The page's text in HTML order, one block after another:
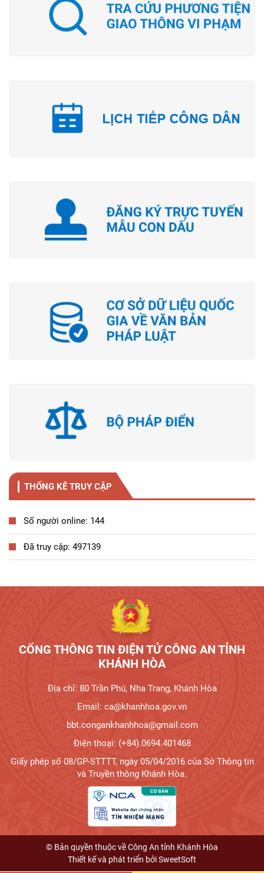
THỐNG KÊ TRUY CẬP
Số người online: 144
Đã truy cập: 497139
CỔNG THÔNG TIN ĐIỆN TỬ CÔNG AN TỈNH
KHÁNH HÒA
Địa chỉ: 80 Trần Phú, Nha Trang, Khánh Hòa
Email: ca@khanhhoa.gov.vn
bbt.congankhanhhoa@gmail.com
Điện thoại: (+84).0694.401468
Giấy phép số 08/GP-STTTT, ngày 05/04/2016 của Sở Thông tin
và Truyền thông Khánh Hòa.
© Bản quyền thuộc về Công An tỉnh Khánh Hòa
Thiết kế và phát triển bởiSweetSoft